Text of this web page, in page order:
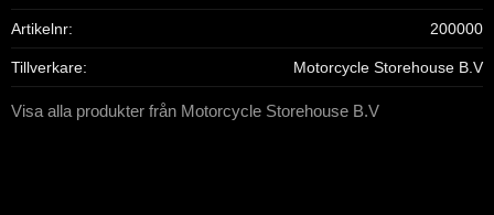
Artikelnr 200000
Tillverkare Motorcycle Storehouse B.V
Visa alla produkter från Motorcycle Storehouse B.V